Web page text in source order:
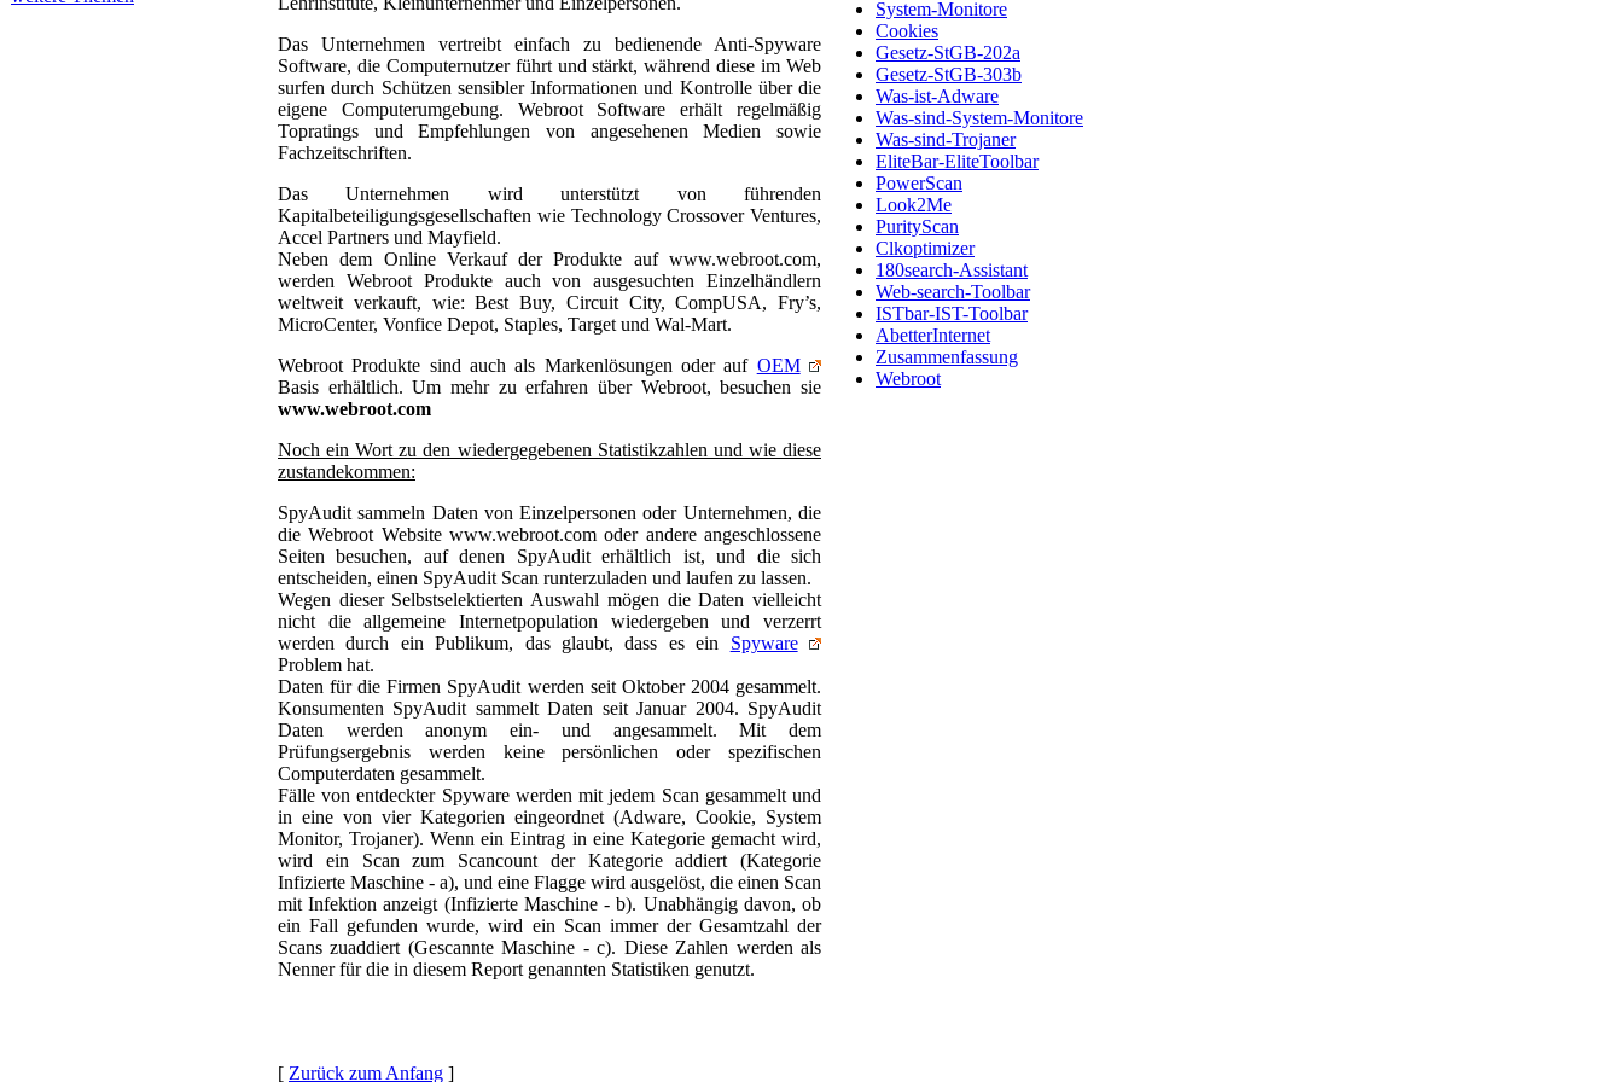
Das Unternehmen vertreibt einfach zu bedienende Anti-Spyware
Software, die Computernutzer führt und stärkt, während diese im Web
surfen durch Schützen sensibler Informationen und Kontrolle über die
eigene Computerumgebung. Webroot Software erhält regelmäßig
Topratings und Empfehlungen von angesehenen Medien sowie
Fachzeitschriften.
Das Unternehmen wird unterstützt von führenden
Kapitalbeteiligungsgesellschaften wie Technology Crossover Ventures,
Accel Partners und Mayfield.
Neben dem Online Verkauf der Produkte auf www.webroot.com,
werden Webroot Produkte auch von ausgesuchten Einzelhändlern
weltweit verkauft, wie: Best Buy, Circuit City, CompUSA, Fry’s,
MicroCenter, Vonfice Depot, Staples, Target und Wal-Mart.
Webroot Produkte sind auch als Markenlösungen oder auf OEM
Basis erhältlich. Um mehr zu erfahren über Webroot, besuchen sie
www.webroot.com
Noch ein Wort zu den wiedergegebenen Statistikzahlen und wie diese
zustandekommen:
SpyAudit sammeln Daten von Einzelpersonen oder Unternehmen, die
die Webroot Website www.webroot.com oder andere angeschlossene
Seiten besuchen, auf denen SpyAudit erhältlich ist, und die sich
entscheiden, einen SpyAudit Scan runterzuladen und laufen zu lassen.
Wegen dieser Selbstselektierten Auswahl mögen die Daten vielleicht
nicht die allgemeine Internetpopulation wiedergeben und verzerrt
werden durch ein Publikum, das glaubt, dass es ein Spyware
Problem hat.
Daten für die Firmen SpyAudit werden seit Oktober 2004 gesammelt.
Konsumenten SpyAudit sammelt Daten seit Januar 2004. SpyAudit
Daten werden anonym ein- und angesammelt. Mit dem
Prüfungsergebnis werden keine persönlichen oder spezifischen
Computerdaten gesammelt.
Fälle von entdeckter Spyware werden mit jedem Scan gesammelt und
in eine von vier Kategorien eingeordnet (Adware, Cookie, System
Monitor, Trojaner). Wenn ein Eintrag in eine Kategorie gemacht wird,
wird ein Scan zum Scancount der Kategorie addiert (Kategorie
Infizierte Maschine - a), und eine Flagge wird ausgelöst, die einen Scan
mit Infektion anzeigt (Infizierte Maschine - b). Unabhängig davon, ob
ein Fall gefunden wurde, wird ein Scan immer der Gesamtzahl der
Scans zuaddiert (Gescannte Maschine - c). Diese Zahlen werden als
Nenner für die in diesem Report genannten Statistiken genutzt.
[ Zurück zum Anfang ]
System-Monitore
Cookies
Gesetz-StGB-202a
Gesetz-StGB-303b
Was-ist-Adware
Was-sind-System-Monitore
Was-sind-Trojaner
EliteBar-EliteToolbar
PowerScan
Look2Me
PurityScan
Clkoptimizer
180search-Assistant
Web-search-Toolbar
ISTbar-IST-Toolbar
AbetterInternet
Zusammenfassung
Webroot